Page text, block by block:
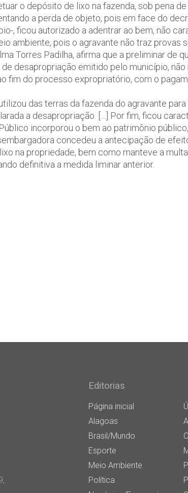
o depósito de lixo na fazenda, sob pena
a perda de objeto, pois em face do
, ficou autorizado a adentrar ao bem, não
ambiente, pois o agravante não traz provas
Torres Padilha, afirma que a preliminar de
desapropriação emitido pelo município,
fim do processo expropriatório, com o
das terras da fazenda do agravante
a desapropriação. […] Por fim, ficou
incorporou o bem ao patrimônio
concedeu a antecipação de
na propriedade, bem como manteve a
definitiva a medida liminar anterior.
Editorias
Página inicial
Alagoas
Brasil/Mundo
Esporte
Meio Ambiente
Política